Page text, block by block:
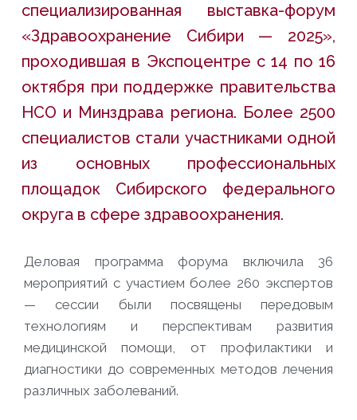
специализированная выставка-форум
«Здравоохранение Сибири — 2025»,
проходившая в Экспоцентре с 14 по 16
октября при поддержке правительства
НСО и Минздрава региона. Более 2500
специалистов стали участниками одной
из основных профессиональных
площадок Сибирского федерального
округа в сфере здравоохранения.
Деловая программа форума включила 36
мероприятий с участием более 260 экспертов
— сессии были посвящены передовым
технологиям и перспективам развития
медицинской помощи, от профилактики и
диагностики до современных методов лечения
различных заболеваний.